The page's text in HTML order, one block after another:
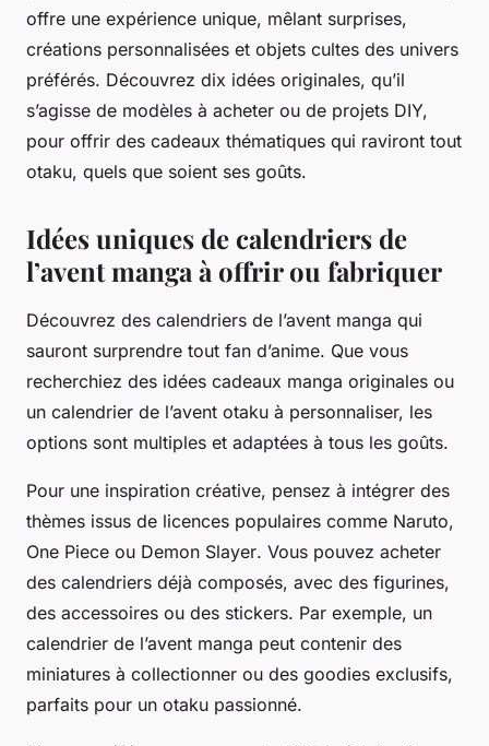
offre une expérience unique, mêlant surprises,
créations personnalisées et objets cultes des univers
préférés. Découvrez dix idées originales, qu’il
s’agisse de modèles à acheter ou de projets DIY,
pour offrir des cadeaux thématiques qui raviront tout
otaku, quels que soient ses goûts.
Idées uniques de calendriers de
l’avent manga à offrir ou fabriquer
Découvrez des calendriers de l’avent manga qui
sauront surprendre tout fan d’anime. Que vous
recherchiez des idées cadeaux manga originales ou
un calendrier de l’avent otaku à personnaliser, les
options sont multiples et adaptées à tous les goûts.
Pour une inspiration créative, pensez à intégrer des
thèmes issus de licences populaires comme Naruto,
One Piece ou Demon Slayer. Vous pouvez acheter
des calendriers déjà composés, avec des figurines,
des accessoires ou des stickers. Par exemple, un
calendrier de l’avent manga peut contenir des
miniatures à collectionner ou des goodies exclusifs,
parfaits pour un otaku passionné.